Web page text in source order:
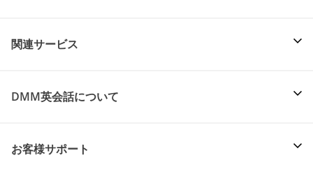
関連サービス
DMM英会話について
お客様サポート